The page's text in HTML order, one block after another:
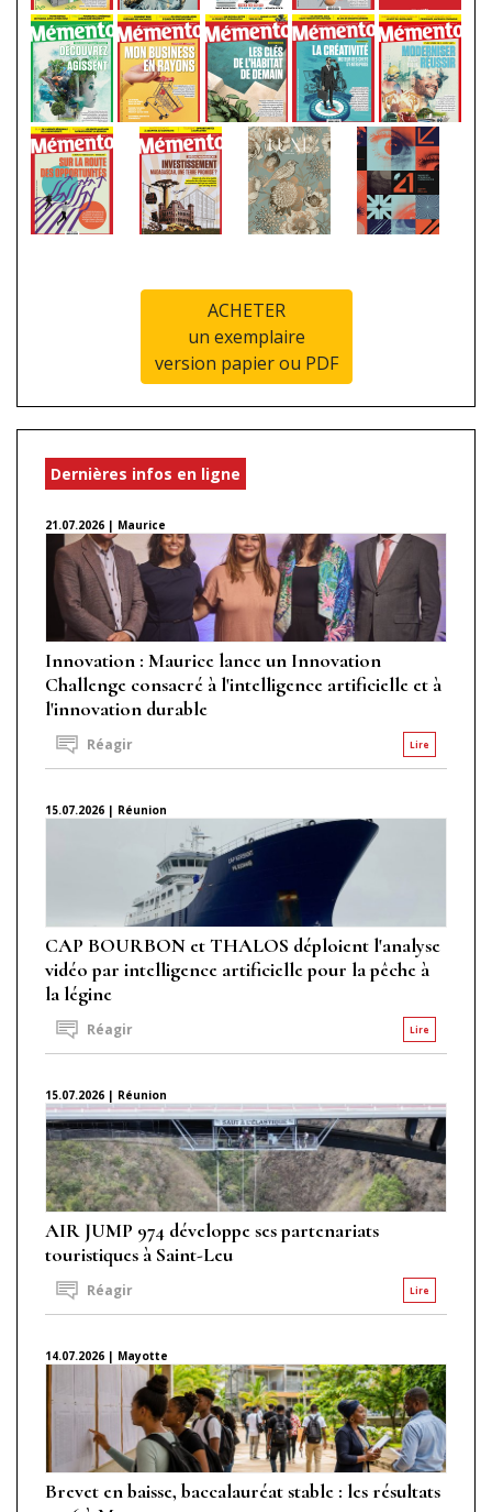
ACHETER
un exemplaire
version papier ou PDF
Dernières infos en ligne
21.07.2026 | Maurice
Innovation : Maurice lance un Innovation
Challenge consacré à l'intelligence artificielle et à
l'innovation durable
Lire
Réagir
15.07.2026 | Réunion
CAP BOURBON et THALOS déploient l'analyse
vidéo par intelligence artificielle pour la pêche à
la légine
Lire
Réagir
15.07.2026 | Réunion
AIR JUMP 974 développe ses partenariats
touristiques à Saint-Leu
Lire
Réagir
14.07.2026 | Mayotte
Brevet en baisse, baccalauréat stable : les résultats